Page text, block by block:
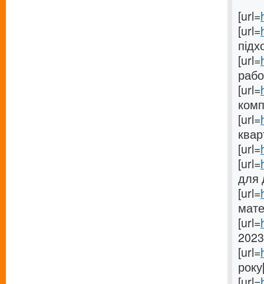
[url=
[url=
[url=
[url=
[url=
[url=
[url=
для
[url=
[url=
[url=